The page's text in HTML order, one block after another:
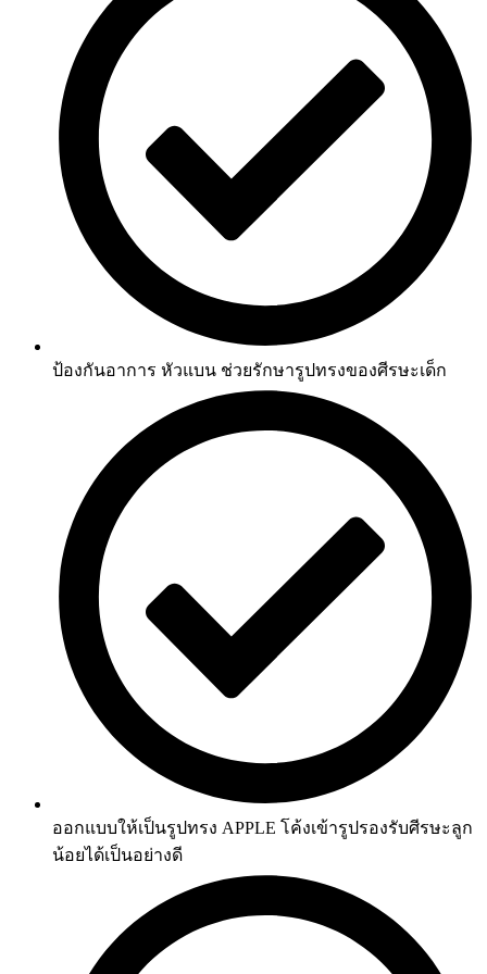
ป้องกันอาการ หัวแบน ช่วยรักษารูปทรงของศีรษะเด็ก
ออกแบบให้เป็นรูปทรง APPLE โค้งเข้ารูปรองรับศีรษะลูก
น้อยได้เป็นอย่างดี